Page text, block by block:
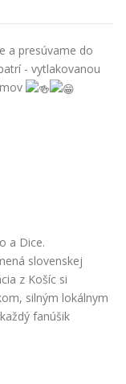
a presúvame do
- vytlakovanou
a Dice.
slovenskej
z Košíc si
silným lokálnym
fanúšik